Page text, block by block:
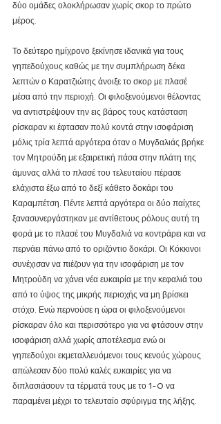
δύο ομάδες ολοκλήρωσαν χωρίς σκορ το πρώτο
μέρος.
Το δεύτερο ημίχρονο ξεκίνησε ιδανικά για τους
γηπεδούχους καθώς με την συμπλήρωση δέκα
λεπτών ο Καρατζιώτης άνοιξε το σκορ με πλασέ
μέσα από την περιοχή. Οι φιλοξενούμενοι θέλοντας
να αντιστρέψουν την εις βάρος τους κατάσταση
ρίσκαραν κι έφτασαν πολύ κοντά στην ισοφάριση
μόλις τρία λεπτά αργότερα όταν ο Μυγδαλιάς βρήκε
τον Μητρούδη με εξαιρετική πάσα στην πλάτη της
άμυνας αλλά το πλασέ του τελευταίου πέρασε
ελάχιστα έξω από το δεξί κάθετο δοκάρι του
Καραμπέτση. Πέντε λεπτά αργότερα οι δύο παίχτες
ξανασυνεργάστηκαν με αντίθετους ρόλους αυτή τη
φορά με το πλασέ του Μυγδαλιά να κοντράρει και να
περνάει πάνω από το οριζόντιο δοκάρι. Οι Κόκκινοι
συνέχισαν να πιέζουν για την ισοφάριση με τον
Μητρούδη να χάνει νέα ευκαιρία με την κεφαλιά του
από το ύψος της μικρής περιοχής να μη βρίσκει
στόχο. Ενώ περνούσε η ώρα οι φιλοξενούμενοι
ρίσκαραν όλο και περισσότερο για να φτάσουν στην
ισοφάριση αλλά χωρίς αποτέλεσμα ενώ οι
γηπεδούχοι εκμεταλλευόμενοι τους κενούς χώρους
απώλεσαν δύο πολύ καλές ευκαιρίες για να
διπλασιάσουν τα τέρματά τους με το 1-0 να
παραμένει μέχρι το τελευταίο σφύριγμα της λήξης.